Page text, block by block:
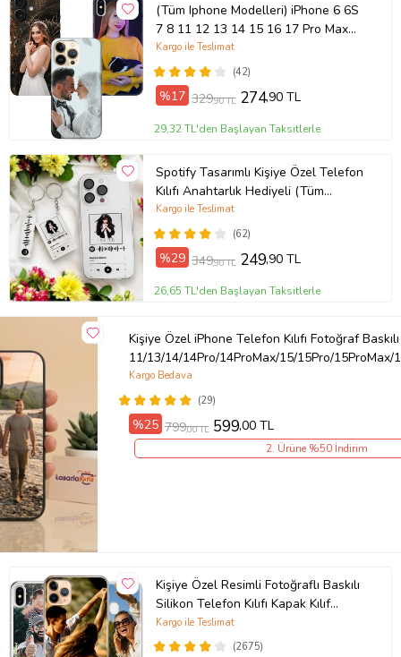
(Tüm Iphone Modelleri) iPhone 6 6S
7 8 11 12 13 14 15 16 17 Pro Max
Plus Mini Kişiye Özel Resimli
Fotoğraflı Kılıf(42)
Kargo ile Teslimat
%17 329,90 TL 274,90 TL
29,32 TL'den Başlayan Taksitlerle
Spotify Tasarımlı Kişiye Özel Telefon
Kılıfı Anahtarlık Hediyeli (Tüm
Telefon Kılıfları Mevcuttur.)
(62)
Kargo ile Teslimat
%29 349,90 TL 249,90 TL
26,65 TL'den Başlayan Taksitlerle
Kişiye Özel iPhone Telefon Kılıfı Fotoğraf Baskılı
11/13/14/14Pro/14ProMax/15/15Pro/
(29)
Kargo Bedava
%25 799,00 TL 599,00 TL
2. Ürüne %50 İndirim
Kişiye Özel Resimli Fotoğraflı Baskılı
Silikon Telefon Kılıfı Kapak Kılıf
(Telefon Modelleri Açıklamada)
(2675)
Kargo ile Teslimat